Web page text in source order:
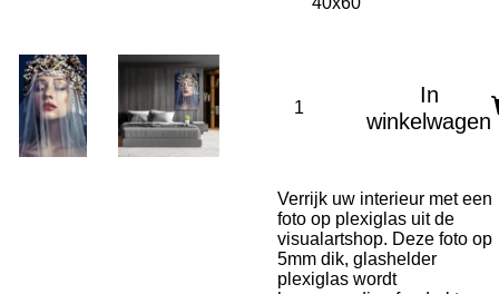
In
winkelwagen
Verrijk uw interieur met een
foto op plexiglas uit de
visualartshop. Deze foto op
5mm dik, glashelder
plexiglas wordt